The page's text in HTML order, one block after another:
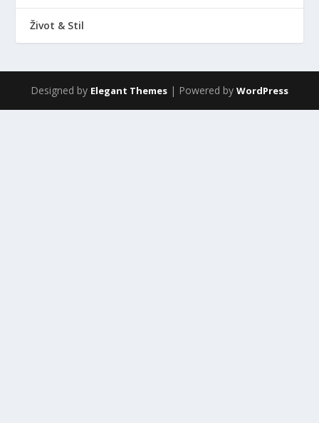
Život & Stil
Designed by Elegant Themes | Powered by WordPress